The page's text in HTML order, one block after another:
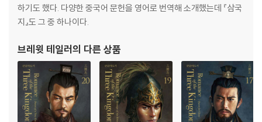
하기도 했다. 다양한 중국어 문헌을 영어로 번역해 소개했는데 『삼국
지』도 그 중 하나이다.
브레윗 테일러의 다른 상품